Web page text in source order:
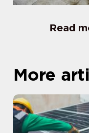
Read
More